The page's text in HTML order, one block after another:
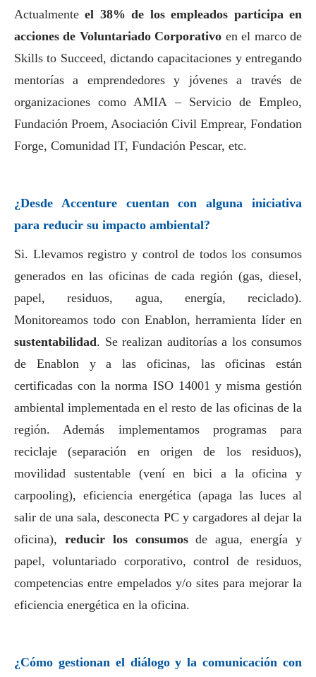
Actualmenteel 38% de los empleados participa en
acciones de Voluntariado Corporativo en el marco de
Skills to Succeed, dictando capacitaciones y entregando
mentorías a emprendedores y jóvenes a través de
organizaciones como AMIA – Servicio de Empleo,
Fundación Proem, Asociación Civil Emprear, Fondation
Forge, Comunidad IT, Fundación Pescar, etc.
¿Desde Accenture cuentan con alguna iniciativa
para reducir su impacto ambiental?
Si. Llevamos registro y control de todos los consumos
generados en las oficinas de cada región (gas, diesel,
papel, residuos, agua, energía, reciclado).
Monitoreamos todo con Enablon, herramienta líder en
sustentabilidad. Se realizan auditorías a los consumos
de Enablon y a las oficinas, las oficinas están
certificadas con la norma ISO 14001 y misma gestión
ambiental implementada en el resto de las oficinas de la
región. Además implementamos programas para
reciclaje (separación en origen de los residuos),
movilidad sustentable (vení en bici a la oficina y
carpooling), eficiencia energética (apaga las luces al
salir de una sala, desconecta PC y cargadores al dejar la
oficina), reducir los consumosde agua, energía y
papel, voluntariado corporativo, control de residuos,
competencias entre empelados y/o sites para mejorar la
eficiencia energética en la oficina.
¿Cómo gestionan el diálogo y la comunicación con